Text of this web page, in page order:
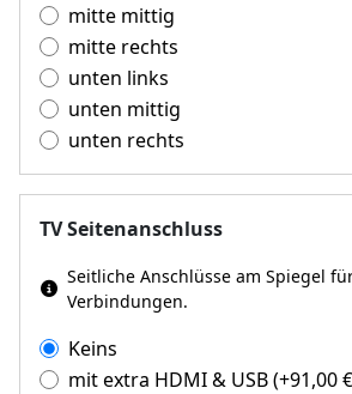
mitte mittig
mitte rechts
unten links
unten mittig
unten rechts
TV Seitenanschluss
Seitliche Anschlüsse am Spiegel
Verbindungen.
Keins
mit extra HDMI & USB(+91,00€